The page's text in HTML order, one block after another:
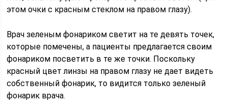
этом очки с красным стеклом на правом глазу).
Врач зеленым фонариком светит на те девять точек,
которые помечены, а пациенты предлагается своим
фонариком посветить в те же точки. Поскольку
красный цвет линзы на правом глазу не дает видеть
собственный фонарик, то видится только зеленый
фонарик врача.